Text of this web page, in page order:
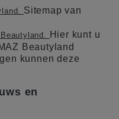
Sitemap van
Hier kunt u
Beautyland
kunnen deze
en